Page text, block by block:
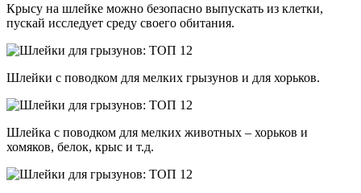
Крысу на шлейке можно безопасно выпускать из клетки,
пускай исследует среду своего обитания.
Шлейки с поводком для мелких грызунов и для хорьков.
Шлейка с поводком для мелких животных – хорьков и
хомяков, белок, крыс и т.д.